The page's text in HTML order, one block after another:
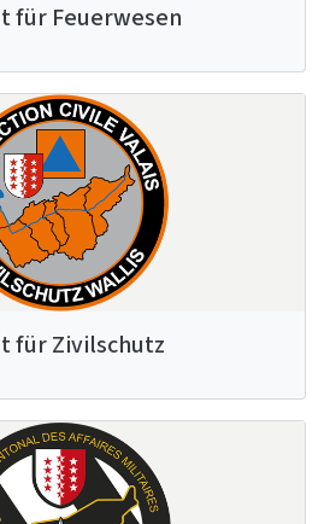
für Feuerwesen
für Zivilschutz